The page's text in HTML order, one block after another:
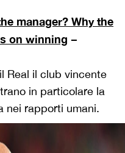
manager? Why the
on winning −
Real il club vincente
in particolare la
nei rapporti umani.